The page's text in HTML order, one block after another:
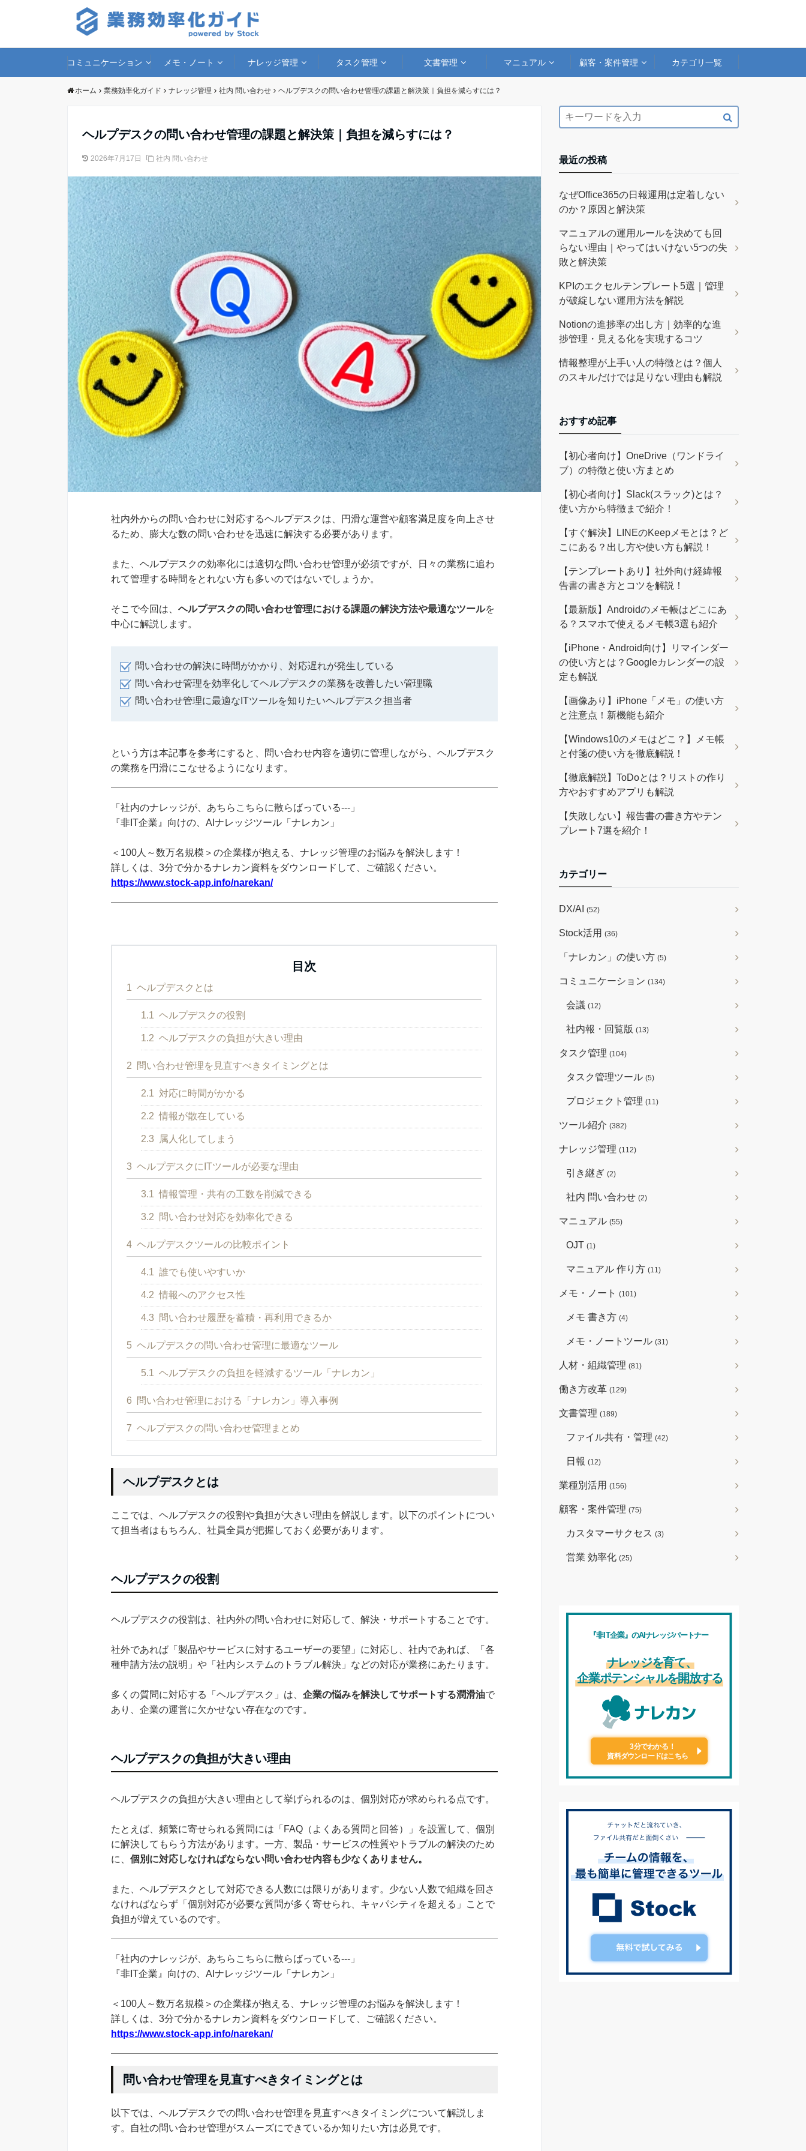
コミュニケーション メモ・ノート ナレッジ管理 タスク管理 文書管理 マニュアル 顧客・案件管理 カテゴリ一覧
ホーム 業務効率化ガイド ナレッジ管理 社内 問い合わせ ヘルプデスクの問い合わせ管理の課題と解決策｜負担を減らすには？
ヘルプデスクの問い合わせ管理の課題と解決策｜負担を減らすには？
2026年7月17日 社内 問い合わせ
社内外からの問い合わせに対応するヘルプデスクは、円滑な運営や顧客満足度を向上させ
るため、膨大な数の問い合わせを迅速に解決する必要があります。
また、ヘルプデスクの効率化には適切な問い合わせ管理が必須ですが、日々の業務に追わ
れて管理する時間をとれない方も多いのではないでしょうか。
そこで今回は、 ヘルプデスクの問い合わせ管理における課題の解決方法や最適なツールを
中心に解説します。
問い合わせの解決に時間がかかり、対応遅れが発生している
問い合わせ管理を効率化してヘルプデスクの業務を改善したい管理職
問い合わせ管理に最適なITツールを知りたいヘルプデスク担当者
という方は本記事を参考にすると、問い合わせ内容を適切に管理しながら、ヘルプデスク
の業務を円滑にこなせるようになります。
「社内のナレッジが、あちらこちらに散らばっている---」
『非IT企業』向けの、AIナレッジツール「ナレカン」
＜100人～数万名規模＞の企業様が抱える、ナレッジ管理のお悩みを解決します！
詳しくは、3分で分かるナレカン資料をダウンロードして、ご確認ください。
https://www.stock-app.info/narekan/
目次
1 ヘルプデスクとは
1.1 ヘルプデスクの役割
1.2 ヘルプデスクの負担が大きい理由
2 問い合わせ管理を見直すべきタイミングとは
2.1 対応に時間がかかる
2.2 情報が散在している
2.3 属人化してしまう
3 ヘルプデスクにITツールが必要な理由
3.1 情報管理・共有の工数を削減できる
3.2 問い合わせ対応を効率化できる
4 ヘルプデスクツールの比較ポイント
4.1 誰でも使いやすいか
4.2 情報へのアクセス性
4.3 問い合わせ履歴を蓄積・再利用できるか
5 ヘルプデスクの問い合わせ管理に最適なツール
5.1 ヘルプデスクの負担を軽減するツール「ナレカン」
6 問い合わせ管理における「ナレカン」導入事例
7 ヘルプデスクの問い合わせ管理まとめ
ヘルプデスクとは
ここでは、ヘルプデスクの役割や負担が大きい理由を解説します。以下のポイントについ
て担当者はもちろん、社員全員が把握しておく必要があります。
ヘルプデスクの役割
ヘルプデスクの役割は、社内外の問い合わせに対応して、解決・サポートすることです。
社外であれば「製品やサービスに対するユーザーの要望」に対応し、社内であれば、「各
種申請方法の説明」や「社内システムのトラブル解決」などの対応が業務にあたります。
多くの質問に対応する「ヘルプデスク」は、 企業の悩みを解決してサポートする潤滑油で
あり、企業の運営に欠かせない存在なのです。
ヘルプデスクの負担が大きい理由
ヘルプデスクの負担が大きい理由として挙げられるのは、個別対応が求められる点です。
たとえば、頻繁に寄せられる質問には「FAQ（よくある質問と回答）」を設置して、個別
に解決してもらう方法があります。一方、製品・サービスの性質やトラブルの解決のため
に、 個別に対応しなければならない問い合わせ内容も少なくありません。
また、ヘルプデスクとして対応できる人数には限りがあります。少ない人数で組織を回さ
なければならず「個別対応が必要な質問が多く寄せられ、キャパシティを超える」ことで
負担が増えているのです。
「社内のナレッジが、あちらこちらに散らばっている---」
『非IT企業』向けの、AIナレッジツール「ナレカン」
＜100人～数万名規模＞の企業様が抱える、ナレッジ管理のお悩みを解決します！
詳しくは、3分で分かるナレカン資料をダウンロードして、ご確認ください。
https://www.stock-app.info/narekan/
問い合わせ管理を見直すべきタイミングとは
以下では、ヘルプデスクでの問い合わせ管理を見直すべきタイミングについて解説しま
す。自社の問い合わせ管理がスムーズにできているか知りたい方は必見です。
最近の投稿
なぜOffice365の日報運用は定着しない
のか？原因と解決策
マニュアルの運用ルールを決めても回
らない理由｜やってはいけない5つの失
敗と解決策
KPIのエクセルテンプレート5選｜管理
が破綻しない運用方法を解説
Notionの進捗率の出し方｜効率的な進
捗管理・見える化を実現するコツ
情報整理が上手い人の特徴とは？個人
のスキルだけでは足りない理由も解説
おすすめ記事
【初心者向け】OneDrive（ワンドライ
ブ）の特徴と使い方まとめ
【初心者向け】Slack(スラック)とは？
使い方から特徴まで紹介！
【すぐ解決】LINEのKeepメモとは？ど
こにある？出し方や使い方も解説！
【テンプレートあり】社外向け経緯報
告書の書き方とコツを解説！
【最新版】Androidのメモ帳はどこにあ
る？スマホで使えるメモ帳3選も紹介
【iPhone・Android向け】リマインダー
の使い方とは？Googleカレンダーの設
定も解説
【画像あり】iPhone「メモ」の使い方
と注意点！新機能も紹介
【Windows10のメモはどこ？】メモ帳
と付箋の使い方を徹底解説！
【徹底解説】ToDoとは？リストの作り
方やおすすめアプリも解説
【失敗しない】報告書の書き方やテン
プレート7選を紹介！
カテゴリー
DX/AI (52)
Stock活用 (36)
「ナレカン」の使い方 (5)
コミュニケーション (134)
会議 (12)
社内報・回覧版 (13)
タスク管理 (104)
タスク管理ツール (5)
プロジェクト管理 (11)
ツール紹介 (382)
ナレッジ管理 (112)
引き継ぎ (2)
社内 問い合わせ (2)
マニュアル (55)
OJT (1)
マニュアル 作り方 (11)
メモ・ノート (101)
メモ 書き方 (4)
メモ・ノートツール (31)
人材・組織管理 (81)
働き方改革 (129)
文書管理 (189)
ファイル共有・管理 (42)
日報 (12)
業種別活用 (156)
顧客・案件管理 (75)
カスタマーサクセス (3)
営業 効率化 (25)